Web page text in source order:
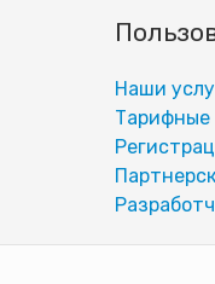
Наши
Тарифные